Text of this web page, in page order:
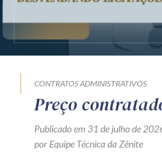
CONTRATOS ADMINISTRATIVOS
Preço
Publicado em 31 de julho de
por Equipe Técnica da Zênite